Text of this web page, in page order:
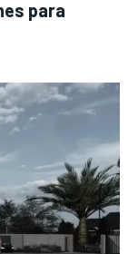
para